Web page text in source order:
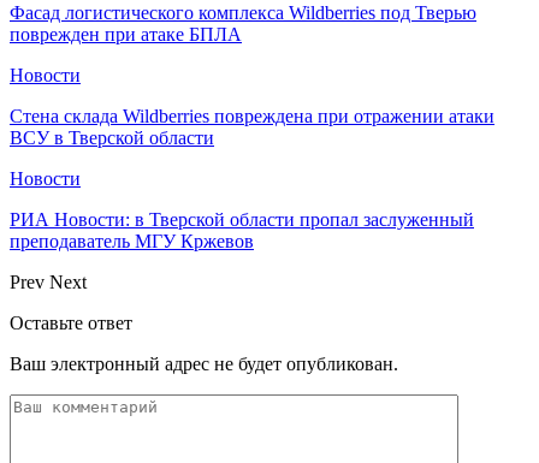
Фасад логистического комплекса Wildberries под Тверью
поврежден при атаке БПЛА
Новости
Стена склада Wildberries повреждена при отражении атаки
ВСУ в Тверской области
Новости
РИА Новости: в Тверской области пропал заслуженный
преподаватель МГУ Кржевов
Prev Next
Оставьте ответ
Ваш электронный адрес не будет опубликован.